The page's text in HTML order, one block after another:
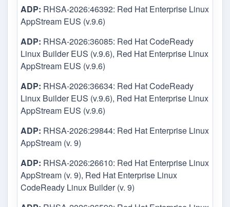
ADP: RHSA-2026:46392: Red Hat Enterprise Linux
AppStream EUS (v.9.6)
ADP: RHSA-2026:36085: Red Hat CodeReady
Linux Builder EUS (v.9.6), Red Hat Enterprise Linux
AppStream EUS (v.9.6)
ADP: RHSA-2026:36634: Red Hat CodeReady
Linux Builder EUS (v.9.6), Red Hat Enterprise Linux
AppStream EUS (v.9.6)
ADP: RHSA-2026:29844: Red Hat Enterprise Linux
AppStream (v. 9)
ADP: RHSA-2026:26610: Red Hat Enterprise Linux
AppStream (v. 9), Red Hat Enterprise Linux
CodeReady Linux Builder (v. 9)